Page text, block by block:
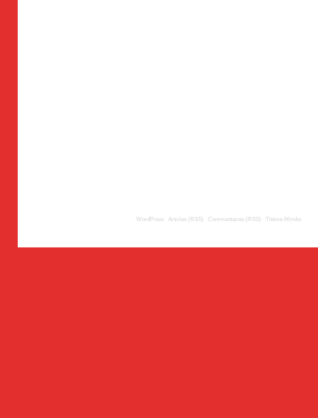
WordPress Articles (RSS) Commentaires (RSS) Thème Mimbo